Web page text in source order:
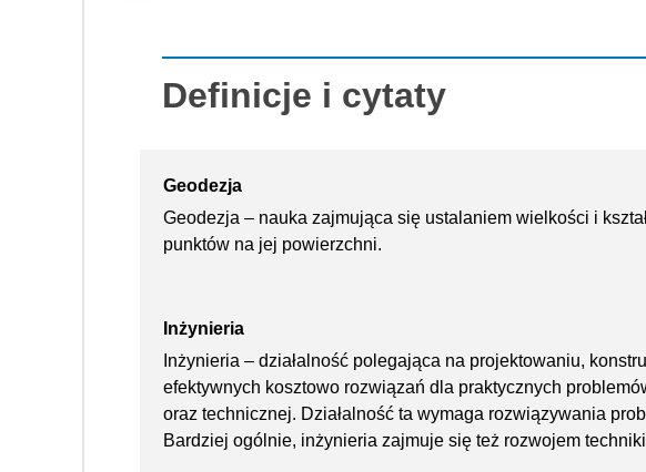
Definicje i cytaty
Geodezja
Geodezja – nauka zajmująca się ustalaniem wielkości i
punktów na jej powierzchni.
Inżynieria
Inżynieria – działalność polegająca na projektowaniu,
efektywnych kosztowo rozwiązań dla praktycznych
oraz technicznej. Działalność ta wymaga rozwiązywania
Bardziej ogólnie, inżynieria zajmuje się też rozwojem